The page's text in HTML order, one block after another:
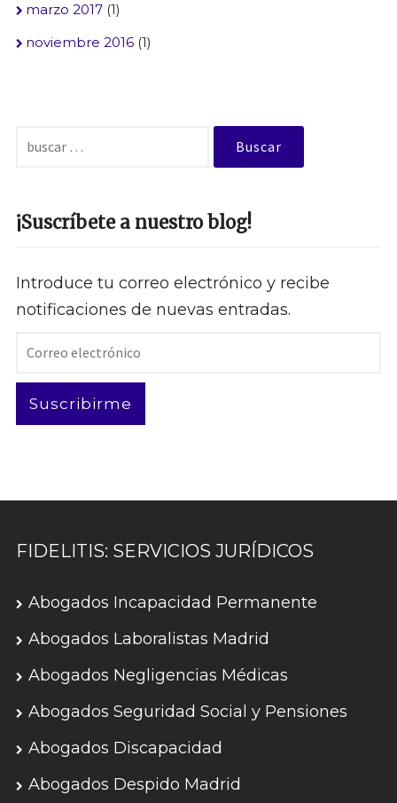
marzo 2017(1)
noviembre 2016(1)
¡Suscríbete a nuestro blog!
Introduce tu correo electrónico y recibe
notificaciones de nuevas entradas.
Correo
Suscribirme
FIDELITIS: SERVICIOS JURÍDICOS
Abogados Incapacidad Permanente
Abogados Laboralistas Madrid
Abogados Negligencias Médicas
Abogados Seguridad Social y Pensiones
Abogados Discapacidad
Abogados Despido Madrid